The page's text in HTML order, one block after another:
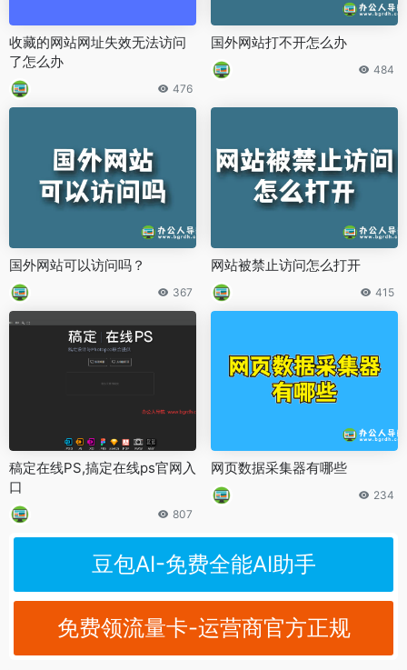
收藏的网站网址失效无法访问
了怎么办
476
国外网站打不开怎么办
484
国外网站可以访问吗？
367
网站被禁止访问怎么打开
415
稿定在线PS,搞定在线ps官网入
口
807
网页数据采集器有哪些
234
豆包AI-免费全能AI助手
免费领流量卡-运营商官方正规